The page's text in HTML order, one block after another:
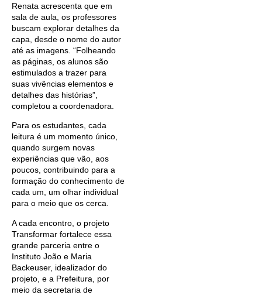
Renata acrescenta que em
sala de aula, os professores
buscam explorar detalhes da
capa, desde o nome do autor
até as imagens. “Folheando
as páginas, os alunos são
estimulados a trazer para
suas vivências elementos e
detalhes das histórias”,
completou a coordenadora.
Para os estudantes, cada
leitura é um momento único,
quando surgem novas
experiências que vão, aos
poucos, contribuindo para a
formação do conhecimento de
cada um, um olhar individual
para o meio que os cerca.
A cada encontro, o projeto
Transformar fortalece essa
grande parceria entre o
Instituto João e Maria
Backeuser, idealizador do
projeto, e a Prefeitura, por
meio da secretaria de